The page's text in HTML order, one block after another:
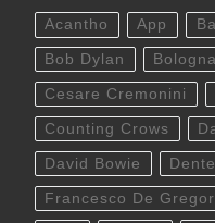
Acantho App
Bob Dylan Bologna
Cesare Cremonini
Counting Crows
David Bowie Dente
Francesco De